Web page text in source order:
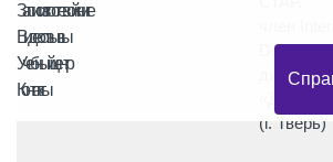
Записи в гостевой книге
Видео отзывы
Учебный центр
Контакты
Dentists,
(г. Тверь)